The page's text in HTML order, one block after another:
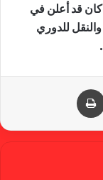
كان قد أعلن في
للدوري